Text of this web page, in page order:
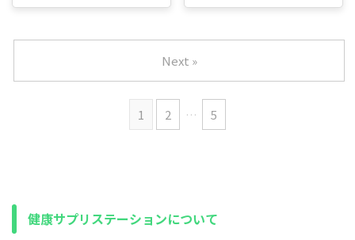
る人でも選びやすいサプリメ
ントです。 1日2粒で摂取で
き、他のサプリメントとも併
用しやすく、日々のコンディ
の生活習慣とあわせて無理な
です。 小林製薬の栄養補助食
L-カルニチンをまとめて摂取
できる複合タイプのサプリメ
はじめに コエンザイムQ10サ
肝臓の代謝やエネルギー産生
ンザイムQ10は、肝臓の代謝
はじめに コエンザイムQ10サ
肝臓機能やエネルギー代謝を
ド コエンザイムQ10は、コエ
1 2 … 5
Next »
健康サプリステーションについて